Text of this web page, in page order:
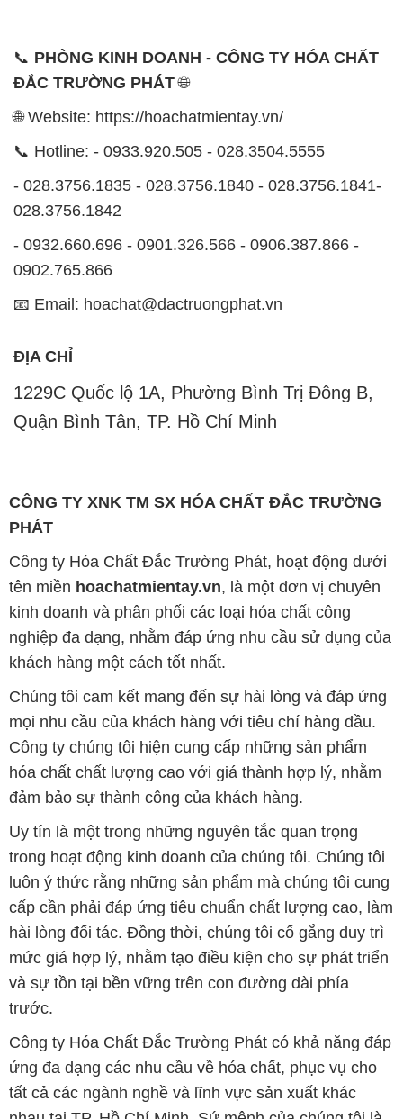
- 028.3756.1835 - 028.3756.1840 - 028.3756.1841-
0902.765.866
📧 Email: hoachat@dactruongphat.vn
ĐỊA CHỈ
1229C Quốc lộ 1A, Phường Bình Trị Đông B,
Quận Bình Tân, TP. Hồ Chí Minh
CÔNG TY XNK TM SX HÓA CHẤT ĐẮC TRƯỜNG
PHÁT
kinh doanh và phân phối các loại hóa chất công
nghiệp đa dạng, nhằm đáp ứng nhu cầu sử dụng của
khách hàng một cách tốt nhất.
Chúng tôi cam kết mang đến sự hài lòng và đáp ứng
mọi nhu cầu của khách hàng với tiêu chí hàng đầu.
Công ty chúng tôi hiện cung cấp những sản phẩm
hóa chất chất lượng cao với giá thành hợp lý, nhằm
đảm bảo sự thành công của khách hàng.
Uy tín là một trong những nguyên tắc quan trọng
trong hoạt động kinh doanh của chúng tôi. Chúng tôi
luôn ý thức rằng những sản phẩm mà chúng tôi cung
cấp cần phải đáp ứng tiêu chuẩn chất lượng cao, làm
hài lòng đối tác. Đồng thời, chúng tôi cố gắng duy trì
mức giá hợp lý, nhằm tạo điều kiện cho sự phát triển
và sự tồn tại bền vững trên con đường dài phía
trước.
Công ty Hóa Chất Đắc Trường Phát có khả năng đáp
ứng đa dạng các nhu cầu về hóa chất, phục vụ cho
tất cả các ngành nghề và lĩnh vực sản xuất khác
nhau tại TP. Hồ Chí Minh. Sứ mệnh của chúng tôi là
cung cấp và phân phối những sản phẩm hóa chất
đảm bảo chất lượng và giá thành tốt nhất trên thị
trường.